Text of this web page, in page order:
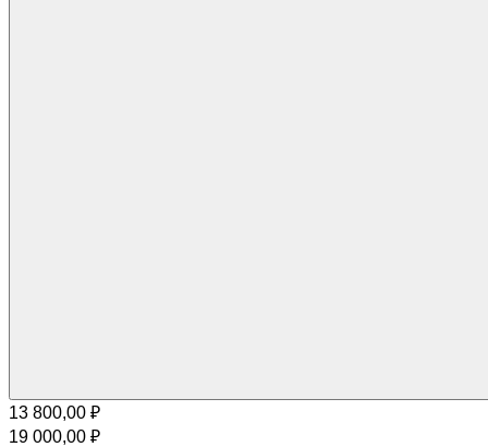
13 800,00 ₽
19 000,00 ₽